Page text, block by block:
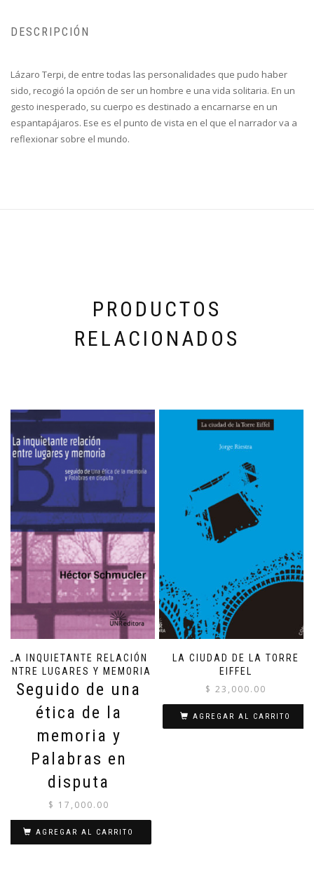
DESCRIPCIÓN
Lázaro Terpi, de entre todas las personalidades que pudo haber
sido, recogió la opción de ser un hombre e una vida solitaria. En un
gesto inesperado, su cuerpo es destinado a encarnarse en un
espantapájaros. Ese es el punto de vista en el que el narrador va a
reflexionar sobre el mundo.
PRODUCTOS
RELACIONADOS
LA INQUIETANTE RELACIÓN
ENTRE LUGARES Y MEMORIA
Seguido de una
ética de la
memoria y
Palabras en
disputa
$ 17,000.00
AGREGAR AL CARRITO
LA CIUDAD DE LA TORRE
EIFFEL
$ 23,000.00
AGREGAR AL CARRITO